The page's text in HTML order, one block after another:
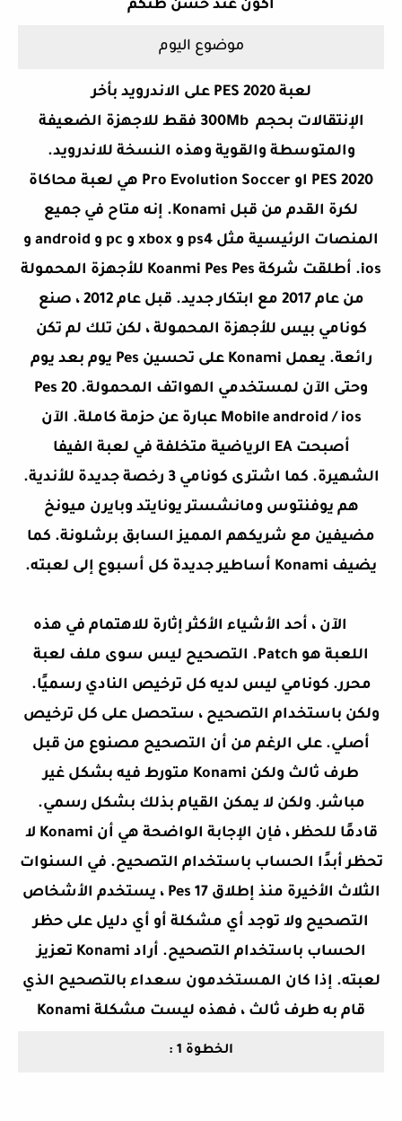
اكون عند حسن ظنكم
موضوع اليوم
لعبة PES 2020 على الاندرويد بأخر
الإنتقالات بحجم 300Mb فقط للاجهزة الضعيفة
والمتوسطة والقوية وهذه النسخة للاندرويد.
PES 2020 او Pro Evolution Soccer هي لعبة محاكاة
لكرة القدم من قبل Konami. إنه متاح في جميع
المنصات الرئيسية مثل ps4 و xbox و pc و android و
ios. أطلقت شركة Koanmi Pes Pes للأجهزة المحمولة
من عام 2017 مع ابتكار جديد. قبل عام 2012 ، صنع
كونامي بيس للأجهزة المحمولة ، لكن تلك لم تكن
رائعة. يعمل Konami على تحسين Pes يوم بعد يوم
وحتى الآن لمستخدمي الهواتف المحمولة. Pes 20
Mobile android / ios عبارة عن حزمة كاملة. الآن
أصبحت EA الرياضية متخلفة في لعبة الفيفا
الشهيرة. كما اشترى كونامي 3 رخصة جديدة للأندية.
هم يوفنتوس ومانشستر يونايتد وبايرن ميونخ
مضيفين مع شريكهم المميز السابق برشلونة. كما
يضيف Konami أساطير جديدة كل أسبوع إلى لعبته.
الآن ، أحد الأشياء الأكثر إثارة للاهتمام في هذه
اللعبة هو Patch. التصحيح ليس سوى ملف لعبة
محرر. كونامي ليس لديه كل ترخيص النادي رسميًا.
ولكن باستخدام التصحيح ، ستحصل على كل ترخيص
أصلي. على الرغم من أن التصحيح مصنوع من قبل
طرف ثالث ولكن Konami متورط فيه بشكل غير
مباشر. ولكن لا يمكن القيام بذلك بشكل رسمي.
قادمًا للحظر ، فإن الإجابة الواضحة هي أن Konami لا
تحظر أبدًا الحساب باستخدام التصحيح. في السنوات
الثلاث الأخيرة منذ إطلاق Pes 17 ، يستخدم الأشخاص
التصحيح ولا توجد أي مشكلة أو أي دليل على حظر
الحساب باستخدام التصحيح. أراد Konami تعزيز
لعبته. إذا كان المستخدمون سعداء بالتصحيح الذي
قام به طرف ثالث ، فهذه ليست مشكلة Konami
الخطوة 1 :